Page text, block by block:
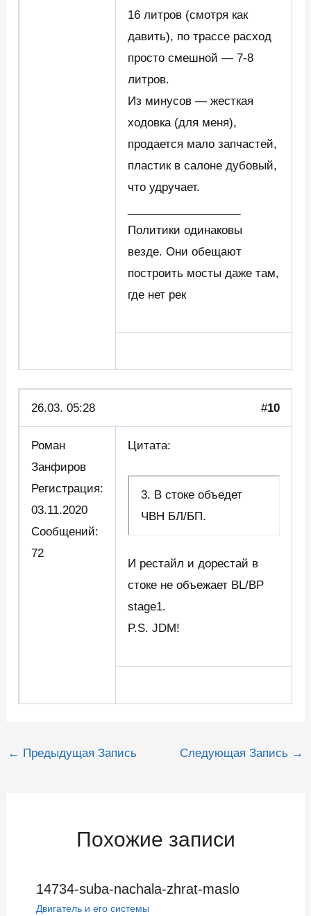
16 литров (смотря как
давить), по трассе расход
просто смешной — 7-8
литров.
Из минусов — жесткая
ходовка (для меня),
продается мало запчастей,
пластик в салоне дубовый,
что удручает.
Политики одинаковы
везде. Они обещают
построить мосты даже там,
где нет рек
26.03. 05:28 #10
Роман
Занфиров
Регистрация:
03.11.2020
Сообщений:
72
Цитата:
3. В стоке объедет
ЧВН БЛ/БП.
И рестайл и дорестай в
стоке не объежает BL/BP
stage1.
P.S. JDM!
Навигация
← Предыдущая Запись Следующая Запись →
Похожие записи
14734-suba-nachala-zhrat-maslo
Двигатель и его системы